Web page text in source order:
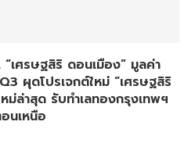
เศรษฐสิริ ดอนเมือง” มูลค่า
ผุดโปรเจกต์ใหม่ “เศรษฐสิริ
ม่ล่าสุด รับทำเลทองกรุงเทพฯ
นเหนือ